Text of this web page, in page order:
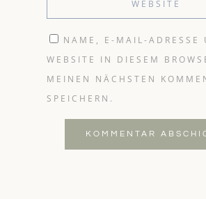
NAME, E-MAIL-ADRESSE
WEBSITE IN DIESEM
MEINEN NÄCHSTEN
SPEICHERN.
KOMMENTAR